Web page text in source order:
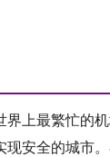
界上最繁忙的
现安全的城市